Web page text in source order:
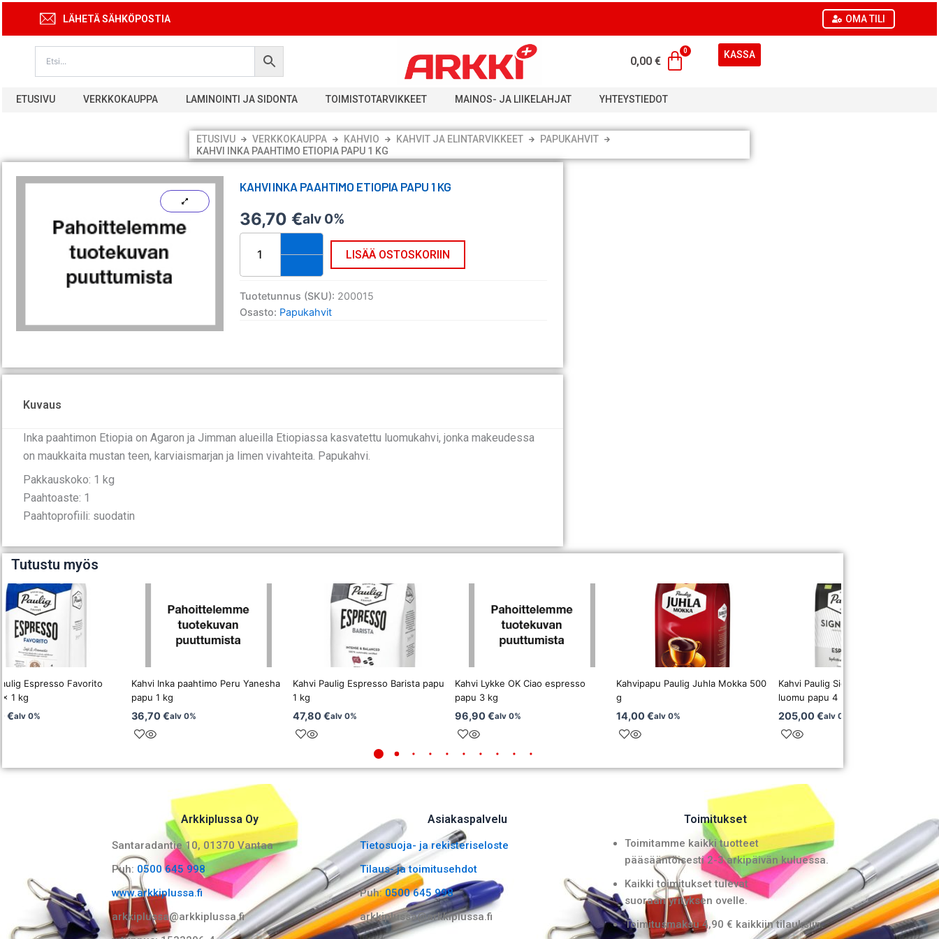
sisältöön
LÄHETÄ SÄHKÖPOSTIA OMA TILI
0,00 €
KASSA
ETUSIVU VERKKOKAUPPA LAMINOINTI JA SIDONTA TOIMISTOTARVIKKEET MAINOS- JA LIIKELAHJAT YHTEYSTIEDOT
ETUSIVU VERKKOKAUPPA KAHVIO KAHVIT JA ELINTARVIKKEET
PAPUKAHVIT
KAHVI INKA PAAHTIMO ETIOPIA PAPU 1 KG
KAHVI INKA PAAHTIMO ETIOPIA PAPU 1 KG
36,70€alv 0%
Kahvi
Inka
Etiopia
papu
1
LISÄÄ OSTOSKORIIN
Tuotetunnus (SKU): 200015
Osasto: Papukahvit
Kuvaus
Inka paahtimon Etiopia on Agaron ja Jimman alueilla Etiopiassa kasvatettu luomukahvi, jonka makeudessa
on maukkaita mustan teen, karviaismarjan ja limen vivahteita. Papukahvi.
Pakkauskoko: 1 kg
Paahtoaste: 1
Paahtoprofiili: suodatin
Tutustu myös
Espresso Favorito
1 kg
€alv 0%
Kahvi Inka paahtimo Peru Yanesha
papu 1 kg
36,70€alv 0%
Kahvi Paulig Espresso Barista papu
1 kg
47,80€alv 0%
Kahvi Lykke OK Ciao espresso
papu 3 kg
96,90€alv 0%
Kahvipapu Paulig Juhla Mokka 500
g
14,00€alv 0%
Kahvi Paulig Signature Espresso
luomu papu 4 x 1 kg
205,00€alv 0%
Arkkiplussa Oy
Santaradantie 10, 01370 Vantaa​
Puh: 0500 645 998
www.arkkiplussa.fi
arkkiplussa@arkkiplussa.fi
Asiakaspalvelu
Tietosuoja- ja rekisteriseloste
Tilaus- ja toimitusehdot
Puh:0500 645 998
arkkiplussa@arkkiplussa.fi
Toimitukset
Toimitamme kaikki tuotteet
pääsääntöisesti 2-3 arkipäivän kuluessa.
Kaikki toimitukset tulevat
suoraan yrityksen ovelle.
Toimitusmaksu 4,90 € kaikkiin tilauksiin.